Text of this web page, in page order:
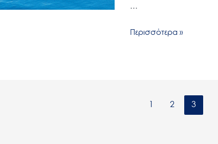
…
Περισσότερα »
1 2 3